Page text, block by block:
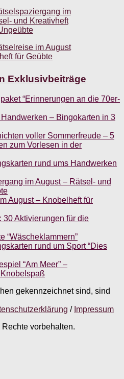
Exklusivbeiträge
“Erinnerungen an die 70er-
– Bingokarten in 3
voller Sommerfreude – 5
zum Vorlesen in der
rund ums Handwerken
im August – Rätsel- und
August – Knobelheft für
30 Aktivierungen für die
“Wäscheklammern”
rund um Sport “Dies
“Am Meer” –
gekennzeichnet sind, sind
/ Impressum
vorbehalten.